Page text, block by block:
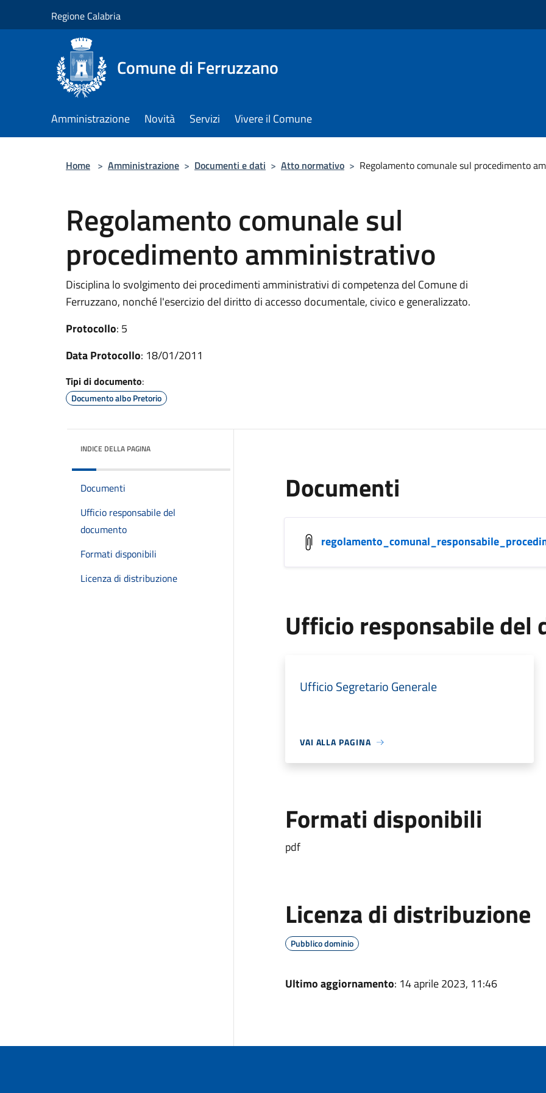
Regione Calabria
Comune di Ferruzzano
Amministrazione Novità Servizi Vivere il Comune
Home > Amministrazione > Documenti e dati > Atto normativo > Regolamento comunale sul procedimento
Regolamento comunale sul
procedimento amministrativo
Disciplina lo svolgimento dei procedimenti amministrativi di competenza del Comune di
Ferruzzano, nonché l'esercizio del diritto di accesso documentale, civico e generalizzato.
Protocollo: 5
Data Protocollo: 18/01/2011
Tipi di documento:
Documento albo Pretorio
INDICE DELLA PAGINA
Documenti
Ufficio responsabile del
documento
Formati disponibili
Licenza di distribuzione
Documenti
Ufficio responsabile del
Ufficio Segretario Generale
VAI ALLA PAGINA
Formati disponibili
pdf
Licenza di distribuzione
Pubblico dominio
Ultimo aggiornamento: 14 aprile 2023, 11:46